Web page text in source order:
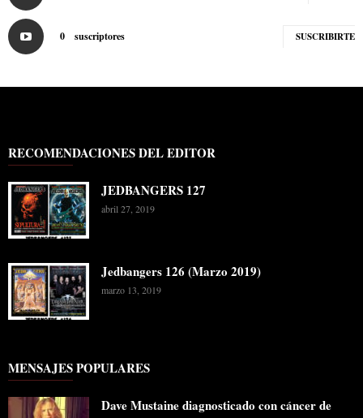
0 suscriptores SUSCRIBIRTE
RECOMENDACIONES DEL EDITOR
JEDBANGERS 127
abril 27, 2019
Jedbangers 126 (Marzo 2019)
marzo 13, 2019
MENSAJES POPULARES
Dave Mustaine diagnosticado con cáncer de